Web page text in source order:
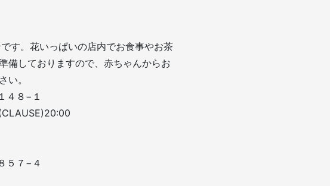
す。花いっぱいの店内でお食事やお茶
備しておりますので、赤ちゃんからお
い。
４８−１
５７−４